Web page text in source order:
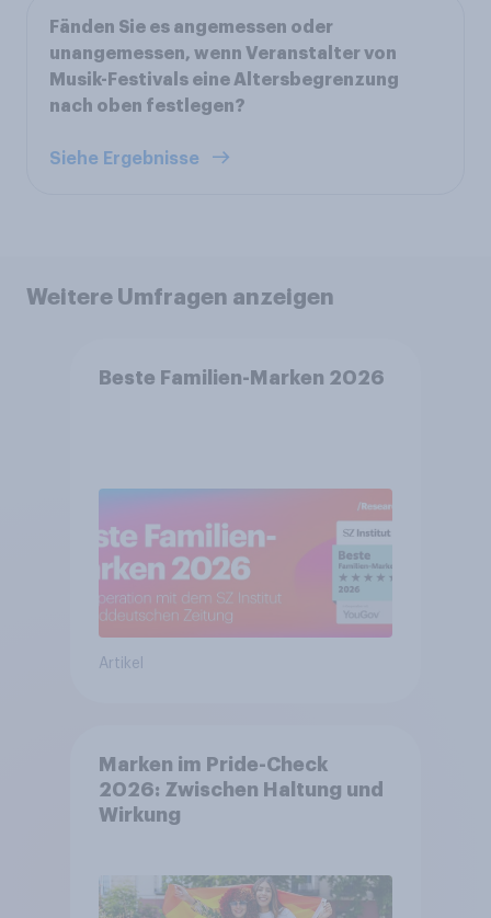
Fänden Sie es angemessen oder
unangemessen, wenn Veranstalter von
Musik-Festivals eine Altersbegrenzung
nach oben festlegen?
Siehe Ergebnisse
Weitere Umfragen anzeigen
Beste Familien-Marken 2026
Artikel
Marken im Pride-Check
2026: Zwischen Haltung und
Wirkung